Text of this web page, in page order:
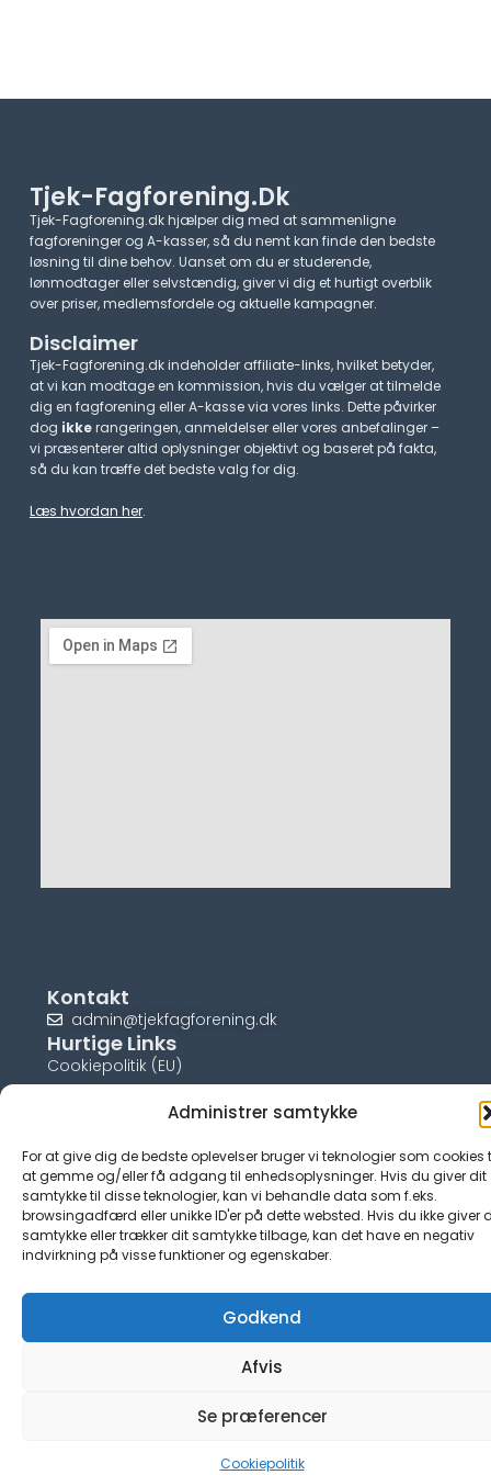
Administrer samtykke
For at give dig de bedste oplevelser bruger vi teknologier som cookies
at gemme og/eller få adgang til enhedsoplysninger. Hvis du giver dit
samtykke til disse teknologier, kan vi behandle data som f.eks.
browsingadfærd eller unikke ID'er på dette websted. Hvis du ikke giver
samtykke eller trækker dit samtykke tilbage, kan det have en negativ
indvirkning på visse funktioner og egenskaber.
Godkend
Afvis
Se præferencer
Cookiepolitik
Tjek-Fagforening.dk
Tjek-Fagforening.dk hjælper dig med at sammenligne
fagforeninger og A-kasser, så du nemt kan finde den bedste
løsning til dine behov. Uanset om du er studerende,
lønmodtager eller selvstændig, giver vi dig et hurtigt overblik
over priser, medlemsfordele og aktuelle kampagner.​
Disclaimer
Tjek-Fagforening.dk indeholder affiliate-links, hvilket betyder,
at vi kan modtage en kommission, hvis du vælger at tilmelde
dig en fagforening eller A-kasse via vores links. Dette påvirker
dog ikkerangeringen, anmeldelser eller vores anbefalinger –
vi præsenterer altid oplysninger objektivt og baseret på fakta,
så du kan træffe det bedste valg for dig.
Læs hvordan her.
Kontakt
admin@tjekfagforening.dk
Hurtige Links
Cookiepolitik (EU)
© tjek-fagforening.dk